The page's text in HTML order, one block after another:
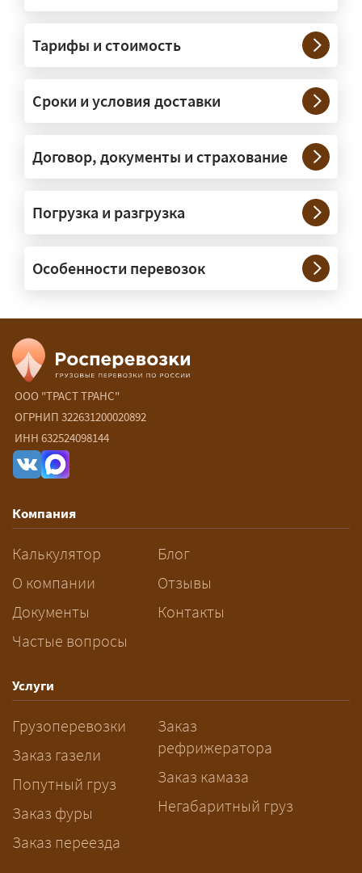
— Штатно — от 100 кг до 20 тонн.
Мелкие партии едут догрузом,
крупные — отдельной машиной.
Тяжеловесы 30–90 т организуем
через проверенных партнёров.
России?
межгородних перевозках по всей
России (от 100 км). Груз едет от
адреса до адреса на одной машине,
Калининград и Крым берём грузы от
500 кг.
Есть ли сборные и попутные
перевозки?
— Да, для небольших грузов это
км: ваш груз едет в машине,
следующей по маршруту, а вы
платите только за своё место. Сроки
при этом дольше, чем у отдельной
машины.
Как заказать грузоперевозку?
— Оставьте заявку с маршрутом,
датой и параметрами груза — логист
рассчитает стоимость за 5–10 минут
и подберёт машину. Все условия и
цена фиксируются в договоре;
оплата после доставки, перед
выгрузкой.
Тарифы и стоимость
Сроки и условия доставки
Договор, документы и страхование
Погрузка и разгрузка
Особенности перевозок
ООО "ТРАСТ ТРАНС"
ОГРНИП 322631200020892
ИНН 632524098144
Компания
Калькулятор
О компании
Документы
Частые вопросы
Блог
Отзывы
Контакты
Услуги
Грузоперевозки
Заказ газели
Попутный груз
Заказ фуры
Заказ переезда
Заказ
рефрижератора
Заказ камаза
Негабаритный груз